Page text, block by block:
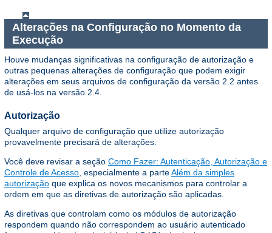
Alterações na Configuração no Momento da
Execução
Houve mudanças significativas na configuração de autorização e
outras pequenas alterações de configuração que podem exigir
alterações em seus arquivos de configuração da versão 2.2 antes
de usá-los na versão 2.4.
Autorização
Qualquer arquivo de configuração que utilize autorização
provavelmente precisará de alterações.
Você deve revisar a seção Como Fazer: Autenticação, Autorização e
Controle de Acesso , especialmente a parteAlém da simples
autorização que explica os novos mecanismos para controlar a
ordem em que as diretivas de autorização são aplicadas.
As diretivas que controlam como os módulos de autorização
respondem quando não correspondem ao usuário autenticado